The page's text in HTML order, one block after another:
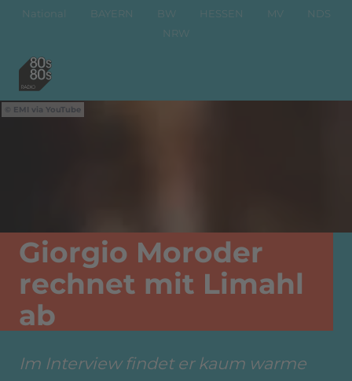
National BAYERN BW HESSEN MV
NDS
NRW
EMI via YouTube
Giorgio Moroder
rechnet mit Limahl
ab
Im Interview findet er kaum warme